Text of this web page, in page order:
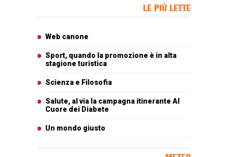
LE PIÙ LETTE
Web canone
Sport, quando la promozione è in alta
stagione turistica
Scienza e Filosofia
Salute, al via la campagna itinerante Al
Cuore dei Diabete
Un mondo giusto